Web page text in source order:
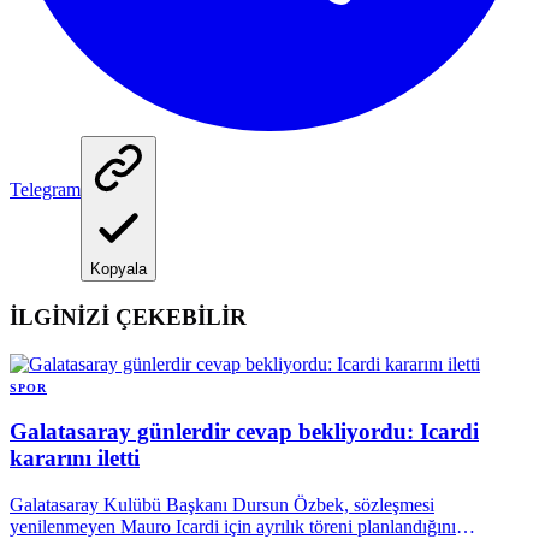
Telegram
Kopyala
İLGİNİZİ ÇEKEBİLİR
SPOR
Galatasaray günlerdir cevap bekliyordu: Icardi
kararını iletti
Galatasaray Kulübü Başkanı Dursun Özbek, sözleşmesi
yenilenmeyen Mauro Icardi için ayrılık töreni planlandığını